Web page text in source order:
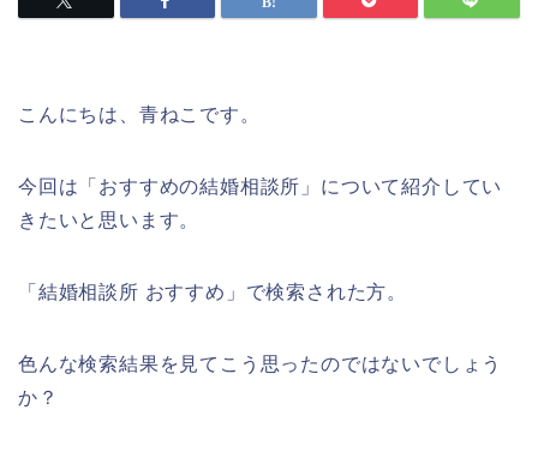
こんにちは、青ねこです。
今回は「おすすめの結婚相談所」について紹介してい
きたいと思います。
「結婚相談所 おすすめ」で検索された方。
色んな検索結果を見てこう思ったのではないでしょう
か？